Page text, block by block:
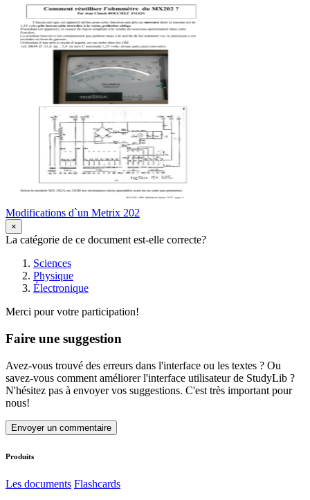
Modifications d`un Metrix 202
×
La catégorie de ce document est-elle correcte?
Sciences
Physique
Électronique
Merci pour votre participation!
Faire une suggestion
Avez-vous trouvé des erreurs dans l'interface ou les textes ? Ou
savez-vous comment améliorer l'interface utilisateur de StudyLib ?
N'hésitez pas à envoyer vos suggestions. C'est très important pour
nous!
Envoyer un commentaire
Produits
Les documents Flashcards